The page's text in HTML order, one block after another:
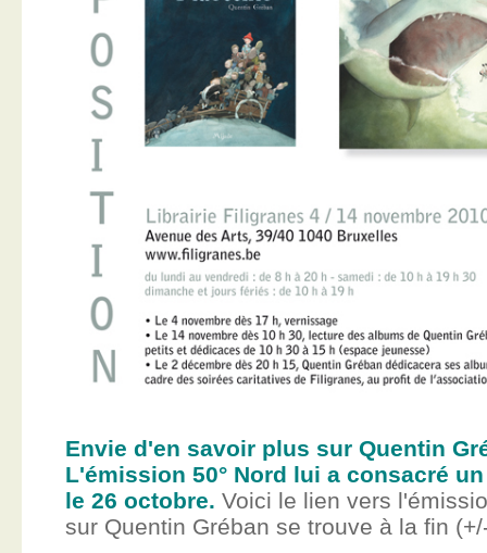
Envie d'en savoir plus sur Quentin
L'émission 50° Nord lui a consacré
le 26 octobre. Voici le lien vers
sur Quentin Gréban se trouve à la fin